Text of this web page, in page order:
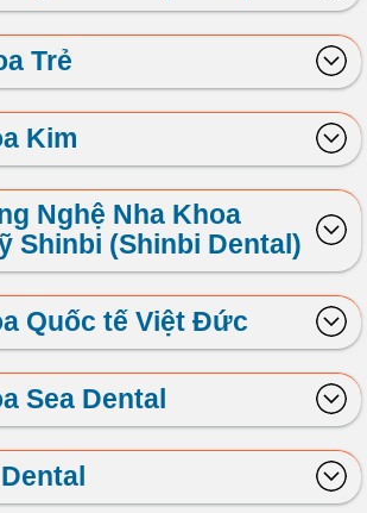
Trẻ
Kim
Nghệ Nha Khoa
Shinbi (Shinbi Dental)
Quốc tế Việt Đức
Sea Dental